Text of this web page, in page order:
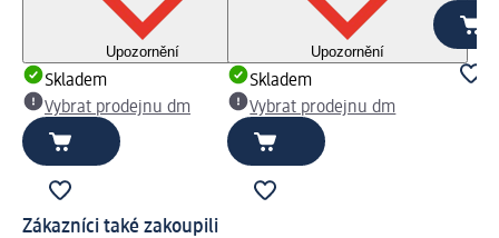
Upozornění
Skladem
Vybrat prodejnu dm
Upozornění
Skladem
Vybrat prodejnu dm
Zákazníci také zakoupili